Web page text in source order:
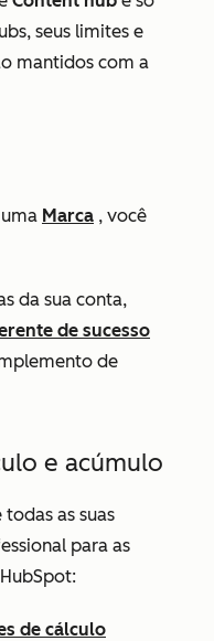
seus limites e
mantidos com a
Marca , você
da sua conta,
de sucesso
de
e acúmulo
as suas
para as
HubSpot:
de cálculo